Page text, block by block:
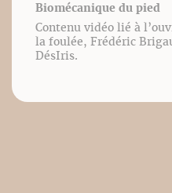
Biomécanique du pied
Contenu vidéo lié à
la foulée, Frédéric
DésIris.